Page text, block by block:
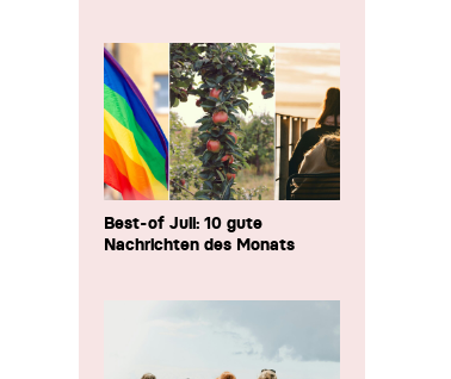
Best-of Juli: 10 gute
Nachrichten des Monats